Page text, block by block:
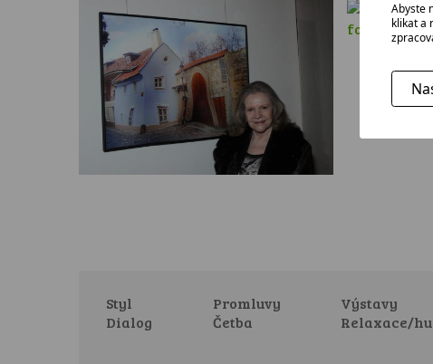
Styl
Dialog
Promluvy
Četba
Výstavy
Relaxace/
Abyste
klikat a